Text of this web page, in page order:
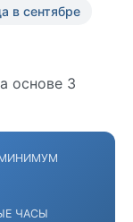
в сентябре
основе 3
ЧАСЫ